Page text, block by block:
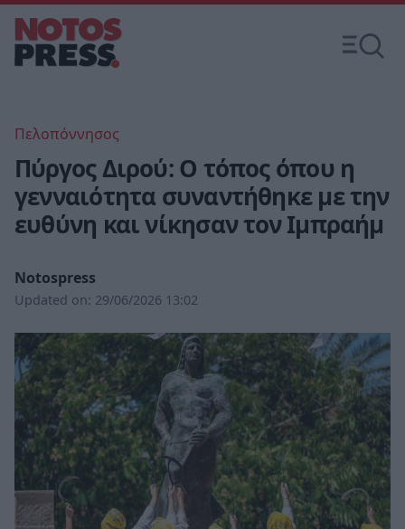
Πελοπόννησος
Πύργος Διρού: Ο τόπος όπου η
γενναιότητα συναντήθηκε με την
ευθύνη και νίκησαν τον Ιμπραήμ
Notospress
Updated on: 29/06/2026 13:02